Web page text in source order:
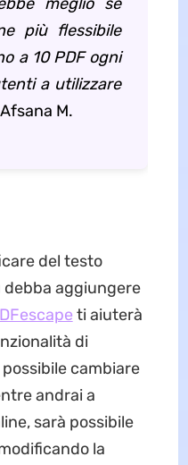
più flessibile
a 10 PDF ogni
a utilizzare
M.
del testo
aggiungere
ti aiuterà
di
cambiare
andrai a
sarà possibile
la